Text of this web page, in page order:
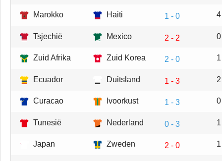
Marokko Haiti 1 - 0
Tsjechië Mexico 2 - 2
Zuid Afrika Zuid Korea 2 - 0
Ecuador Duitsland 1 - 3
Curacao Ivoorkust 1 - 3
Tunesië Nederland 0 - 3
Japan Zweden 2 - 0